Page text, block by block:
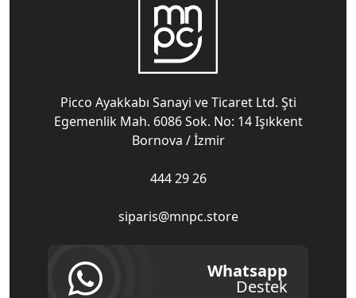
Picco Ayakkabı Sanayi ve Ticaret Ltd. Şti
Egemenlik Mah. 6086 Sok. No: 14 Işıkkent
Bornova / İzmir
444 29 26
siparis@mnpc.store
Whatsapp
Destek